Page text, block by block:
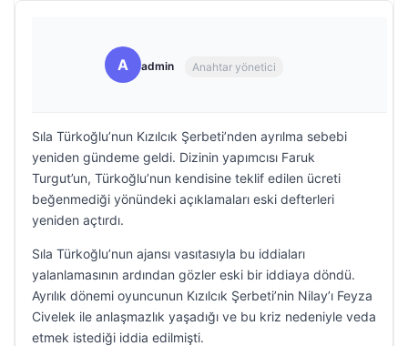
A admin Anahtar yönetici
Sıla Türkoğlu’nun Kızılcık Şerbeti’nden ayrılma sebebi
yeniden gündeme geldi. Dizinin yapımcısı Faruk
Turgut’un, Türkoğlu’nun kendisine teklif edilen ücreti
beğenmediği yönündeki açıklamaları eski defterleri
yeniden açtırdı.
Sıla Türkoğlu’nun ajansı vasıtasıyla bu iddiaları
yalanlamasının ardından gözler eski bir iddiaya döndü.
Ayrılık dönemi oyuncunun Kızılcık Şerbeti’nin Nilay’ı Feyza
Civelek ile anlaşmazlık yaşadığı ve bu kriz nedeniyle veda
etmek istediği iddia edilmişti.